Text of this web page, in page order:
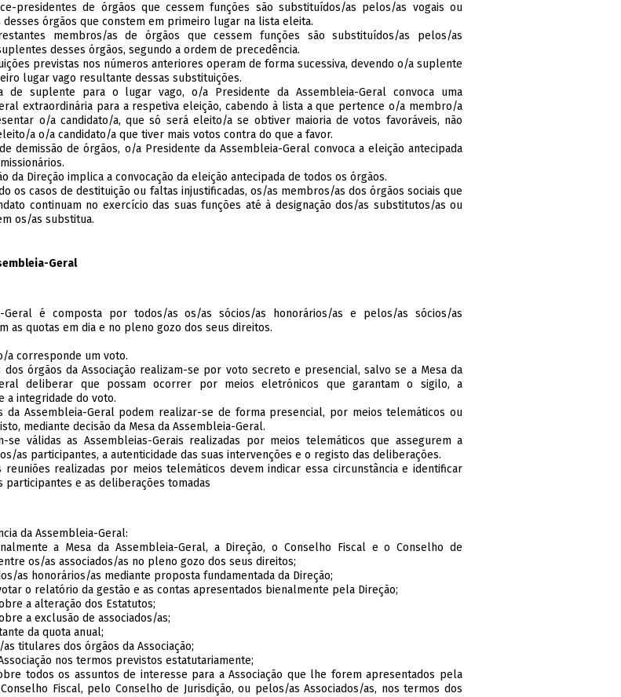
presidentes de órgãos que cessem funções são substituídos/as pelos/as vogais ou
órgãos que constem em primeiro lugar na lista eleita.
membros/as de órgãos que cessem funções são substituídos/as pelos/as
desses órgãos, segundo a ordem de precedência.
previstas nos números anteriores operam de forma sucessiva, devendo o/a suplente
lugar vago resultante dessas substituições.
de suplente para o lugar vago, o/a Presidente da Assembleia-Geral convoca uma
extraordinária para a respetiva eleição, cabendo à lista a que pertence o/a membro/a
o/a candidato/a, que só será eleito/a se obtiver maioria de votos favoráveis, não
a o/a candidato/a que tiver mais votos contra do que a favor.
demissão de órgãos, o/a Presidente da Assembleia-Geral convoca a eleição antecipada
da Direção implica a convocação da eleição antecipada de todos os órgãos.
os casos de destituição ou faltas injustificadas, os/as membros/as dos órgãos sociais que
continuam no exercício das suas funções até à designação dos/as substitutos/as ou
os/as substitua.
Geral
Geral é composta por todos/as os/as sócios/as honorários/as e pelos/as sócios/as
as quotas em dia e no pleno gozo dos seus direitos.
a corresponde um voto.
dos órgãos da Associação realizam-se por voto secreto e presencial, salvo se a Mesa da
deliberar que possam ocorrer por meios eletrónicos que garantam o sigilo, a
a integridade do voto.
da Assembleia-Geral podem realizar-se de forma presencial, por meios telemáticos ou
mediante decisão da Mesa da Assembleia-Geral.
se válidas as Assembleias-Gerais realizadas por meios telemáticos que assegurem a
as participantes, a autenticidade das suas intervenções e o registo das deliberações.
reuniões realizadas por meios telemáticos devem indicar essa circunstância e identificar
participantes e as deliberações tomadas
da Assembleia-Geral:
a Mesa da Assembleia-Geral, a Direção, o Conselho Fiscal e o Conselho de
os/as associados/as no pleno gozo dos seus direitos;
as honorários/as mediante proposta fundamentada da Direção;
o relatório da gestão e as contas apresentados bienalmente pela Direção;
a alteração dos Estatutos;
a exclusão de associados/as;
da quota anual;
titulares dos órgãos da Associação;
nos termos previstos estatutariamente;
todos os assuntos de interesse para a Associação que lhe forem apresentados pela
Fiscal, pelo Conselho de Jurisdição, ou pelos/as Associados/as, nos termos dos